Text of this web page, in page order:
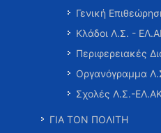
Γενική
Κλάδοι Λ.Σ. -
Περιφερειακές
Οργανόγραμμα
Σχολές Λ.Σ.-
ΓΙΑ ΤΟΝ ΠΟΛΙΤΗ